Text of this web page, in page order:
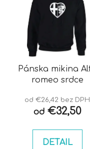
Pánska mikina Alfa
romeo srdce
od €26,42 bez DPH
od€32,50
DETAIL